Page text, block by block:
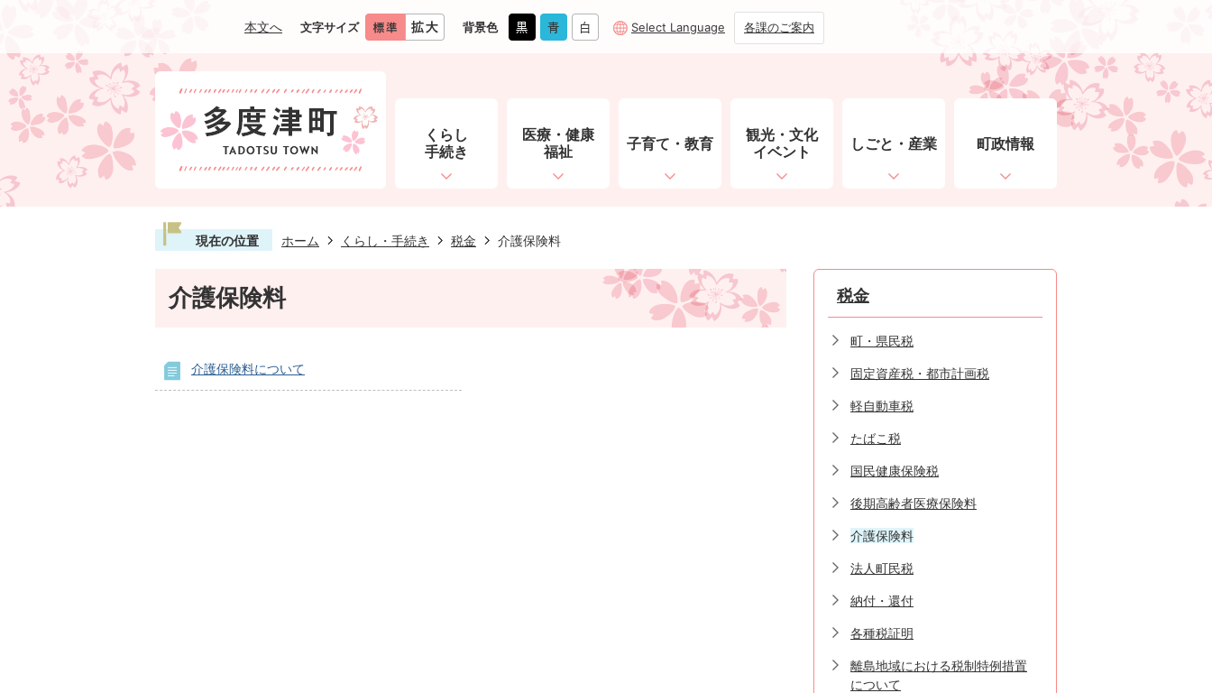
本文へ 文字サイズ 背景色 Select Language 各課のご案内
くらし
手続き
医療・健康
福祉
子育て・教育
観光・文化
イベント
しごと・産業 町政情報
現在の位置 ホーム くらし・手続き 税金 介護保険料
介護保険料
介護保険料について
税金
町・県民税
固定資産税・都市計画税
軽自動車税
たばこ税
国民健康保険税
後期高齢者医療保険料
介護保険料
法人町民税
納付・還付
各種税証明
離島地域における税制特例措置
について